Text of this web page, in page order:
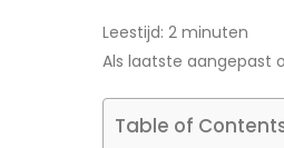
Leestijd: 2 minuten
Als laatste aangepast
Table of